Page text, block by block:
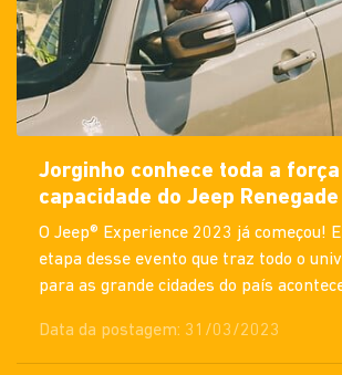
Jorginho conhece toda a força
capacidade do Jeep Renegade
O Jeep® Experience 2023 já começou!
etapa desse evento que traz todo o
para as grande cidades do país
Data da postagem: 31/03/2023